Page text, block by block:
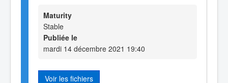
Maturity
Stable
Publiée le
mardi 14 décembre 2021 19:40
Voir les fichiers